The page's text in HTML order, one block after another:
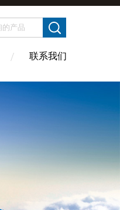
联系我们